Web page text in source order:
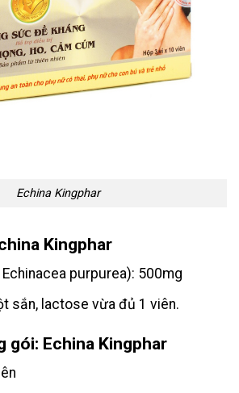
Echina Kingphar
Kingphar
purpurea): 500mg
sắn, lactose vừa đủ 1 viên.
gói: Echina Kingphar